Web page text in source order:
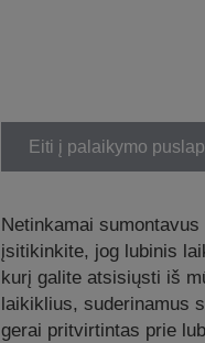
Eiti į palaikymo
Netinkamai
įsitikinkite, jog lubinis
kurį galite atsisiųsti iš
laikiklius, suderinamus
gerai pritvirtintas prie